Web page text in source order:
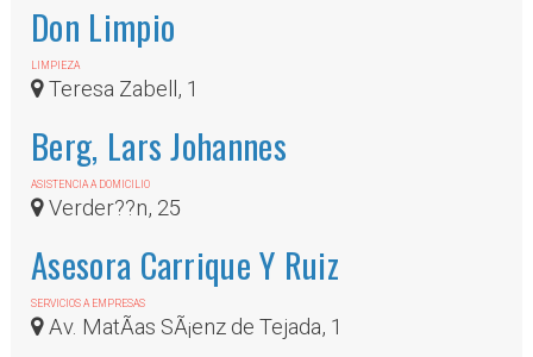
Don Limpio
LIMPIEZA
Teresa Zabell, 1
Berg, Lars Johannes
ASISTENCIA A DOMICILIO
Verder??n, 25
Asesora Carrique Y Ruiz
SERVICIOS A EMPRESAS
Av. MatÃ­as SÃ¡enz de Tejada, 1